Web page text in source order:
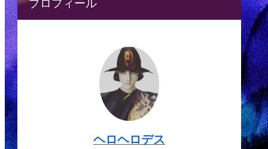
プロフィール
ヘロヘロデス